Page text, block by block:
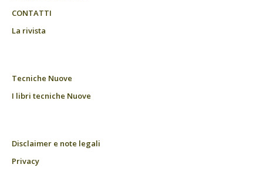
CONTATTI
La rivista
Tecniche Nuove
I libri tecniche Nuove
Disclaimer e note legali
Privacy